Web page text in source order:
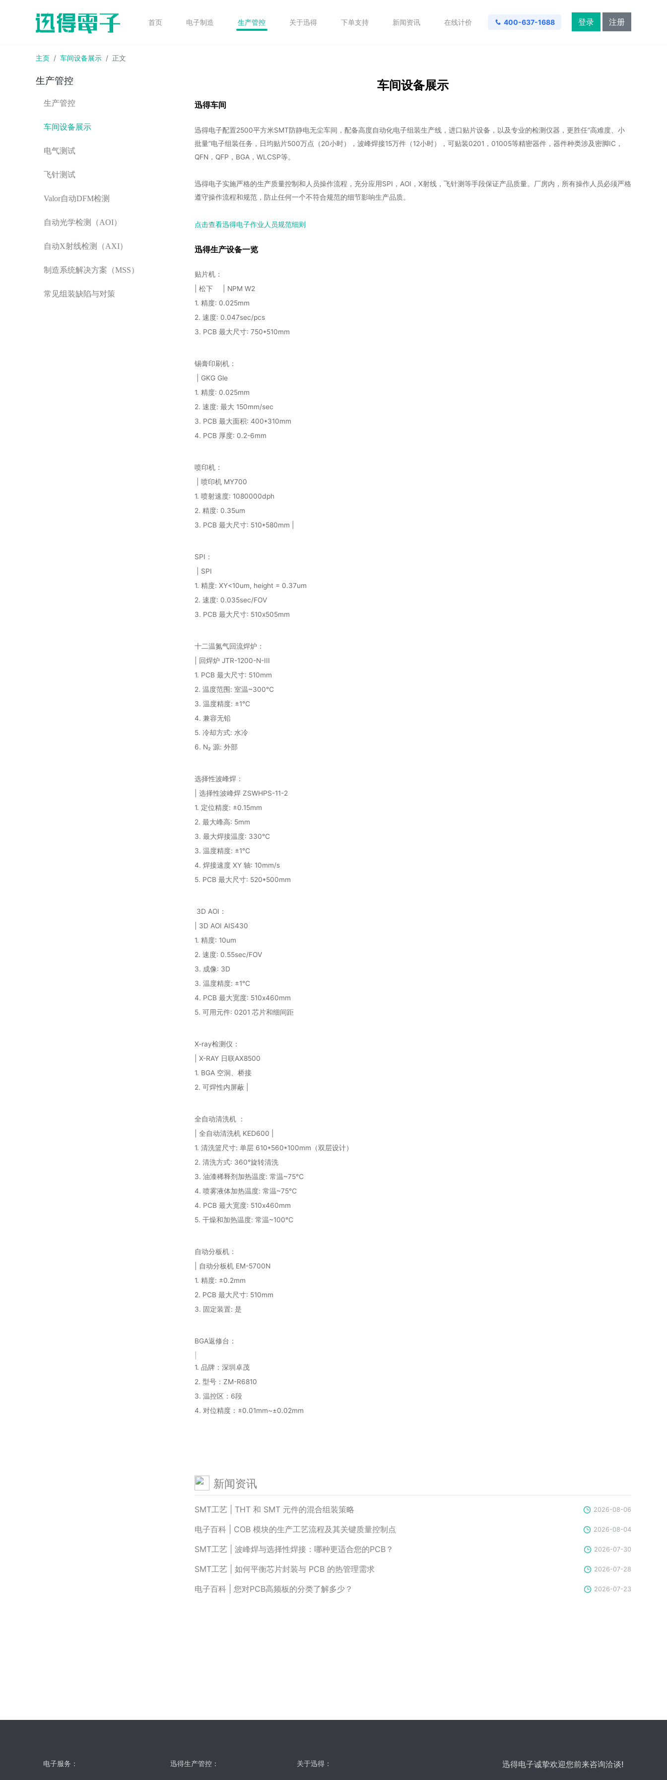
首页 电子制造 生产管控 关于迅得 下单支持 新闻资讯 在线计价 400-637-1688 登录 注册
主页 车间设备展示 正文
生产管控
生产管控
车间设备展示
电气测试
飞针测试
Valor自动DFM检测
自动光学检测（AOI）
自动X射线检测（AXI）
制造系统解决方案（MSS）
常见组装缺陷与对策
车间设备展示
迅得车间
迅得电子配置2500平方米SMT防静电无尘车间，配备高度自动化电子组装生产线，进口贴片设备，以及专业的检测仪器，更胜任“高难度、小
批量”电子组装任务，日均贴片500万点（20小时），波峰焊接15万件（12小时），可贴装0201，01005等精密器件，器件种类涉及密脚IC，
QFN，QFP，BGA，WLCSP等。
迅得电子实施严格的生产质量控制和人员操作流程，充分应用SPI，AOI，X射线，飞针测等手段保证产品质量。厂房内，所有操作人员必须严格
遵守操作流程和规范，防止任何一个不符合规范的细节影响生产品质。
点击查看迅得电子作业人员规范细则
迅得生产设备一览
贴片机：
| 松下 | NPM W2
1. 精度: 0.025mm
2. 速度: 0.047sec/pcs
3. PCB 最大尺寸: 750*510mm
锡膏印刷机：
| GKG Gle
1. 精度: 0.025mm
2. 速度: 最大 150mm/sec
3. PCB 最大面积: 400*310mm
4. PCB 厚度: 0.2-6mm
喷印机：
| 喷印机 MY700
1. 喷射速度: 1080000dph
2. 精度: 0.35um
3. PCB 最大尺寸: 510*580mm |
SPI：
| SPI
1. 精度: XY<10um, height = 0.37um
2. 速度: 0.035sec/FOV
3. PCB 最大尺寸: 510x505mm
十二温氮气回流焊炉：
| 回焊炉 JTR-1200-N-III
1. PCB 最大尺寸: 510mm
2. 温度范围: 室温~300℃
3. 温度精度: ±1℃
4. 兼容无铅
5. 冷却方式: 水冷
6. N₂ 源: 外部
选择性波峰焊：
| 选择性波峰焊 ZSWHPS-11-2
1. 定位精度: ±0.15mm
2. 最大峰高: 5mm
3. 最大焊接温度: 330℃
3. 温度精度: ±1℃
4. 焊接速度 XY 轴: 10mm/s
5. PCB 最大尺寸: 520*500mm
3D AOI：
| 3D AOI AIS430
1. 精度: 10um
2. 速度: 0.55sec/FOV
3. 成像: 3D
3. 温度精度: ±1℃
4. PCB 最大宽度: 510x460mm
5. 可用元件: 0201 芯片和细间距
X-ray检测仪：
| X-RAY 日联AX8500
1. BGA 空洞、桥接
2. 可焊性内屏蔽 |
全自动清洗机 ：
| 全自动清洗机 KED600 |
1. 清洗篮尺寸: 单层 610*560*100mm（双层设计）
2. 清洗方式: 360°旋转清洗
3. 油漆稀释剂加热温度: 常温~75℃
4. 喷雾液体加热温度: 常温~75℃
4. PCB 最大宽度: 510x460mm
5. 干燥和加热温度: 常温~100℃
自动分板机：
| 自动分板机 EM-5700N
1. 精度: ±0.2mm
2. PCB 最大尺寸: 510mm
3. 固定装置: 是
BGA返修台：
1. 品牌：深圳卓茂
2. 型号：ZM-R6810
3. 温控区：6段
4. 对位精度：±0.01mm~±0.02mm
新闻资讯
SMT工艺 | THT 和 SMT 元件的混合组装策略 2026-08-06
电子百科 | COB 模块的生产工艺流程及其关键质量控制点 2026-08-04
SMT工艺 | 波峰焊与选择性焊接：哪种更适合您的PCB？ 2026-07-30
SMT工艺 | 如何平衡芯片封装与 PCB 的热管理需求 2026-07-28
电子百科 | 您对PCB高频板的分类了解多少？ 2026-07-23
电子服务： 迅得生产管控： 关于迅得： 迅得电子诚挚欢迎您前来咨询洽谈!